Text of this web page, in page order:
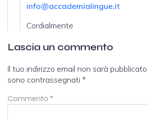
info@accademialingue.it
Cordialmente
Lascia un commento
Il tuo indirizzo email non sarà pubblicato.
sono contrassegnati *
Commento *